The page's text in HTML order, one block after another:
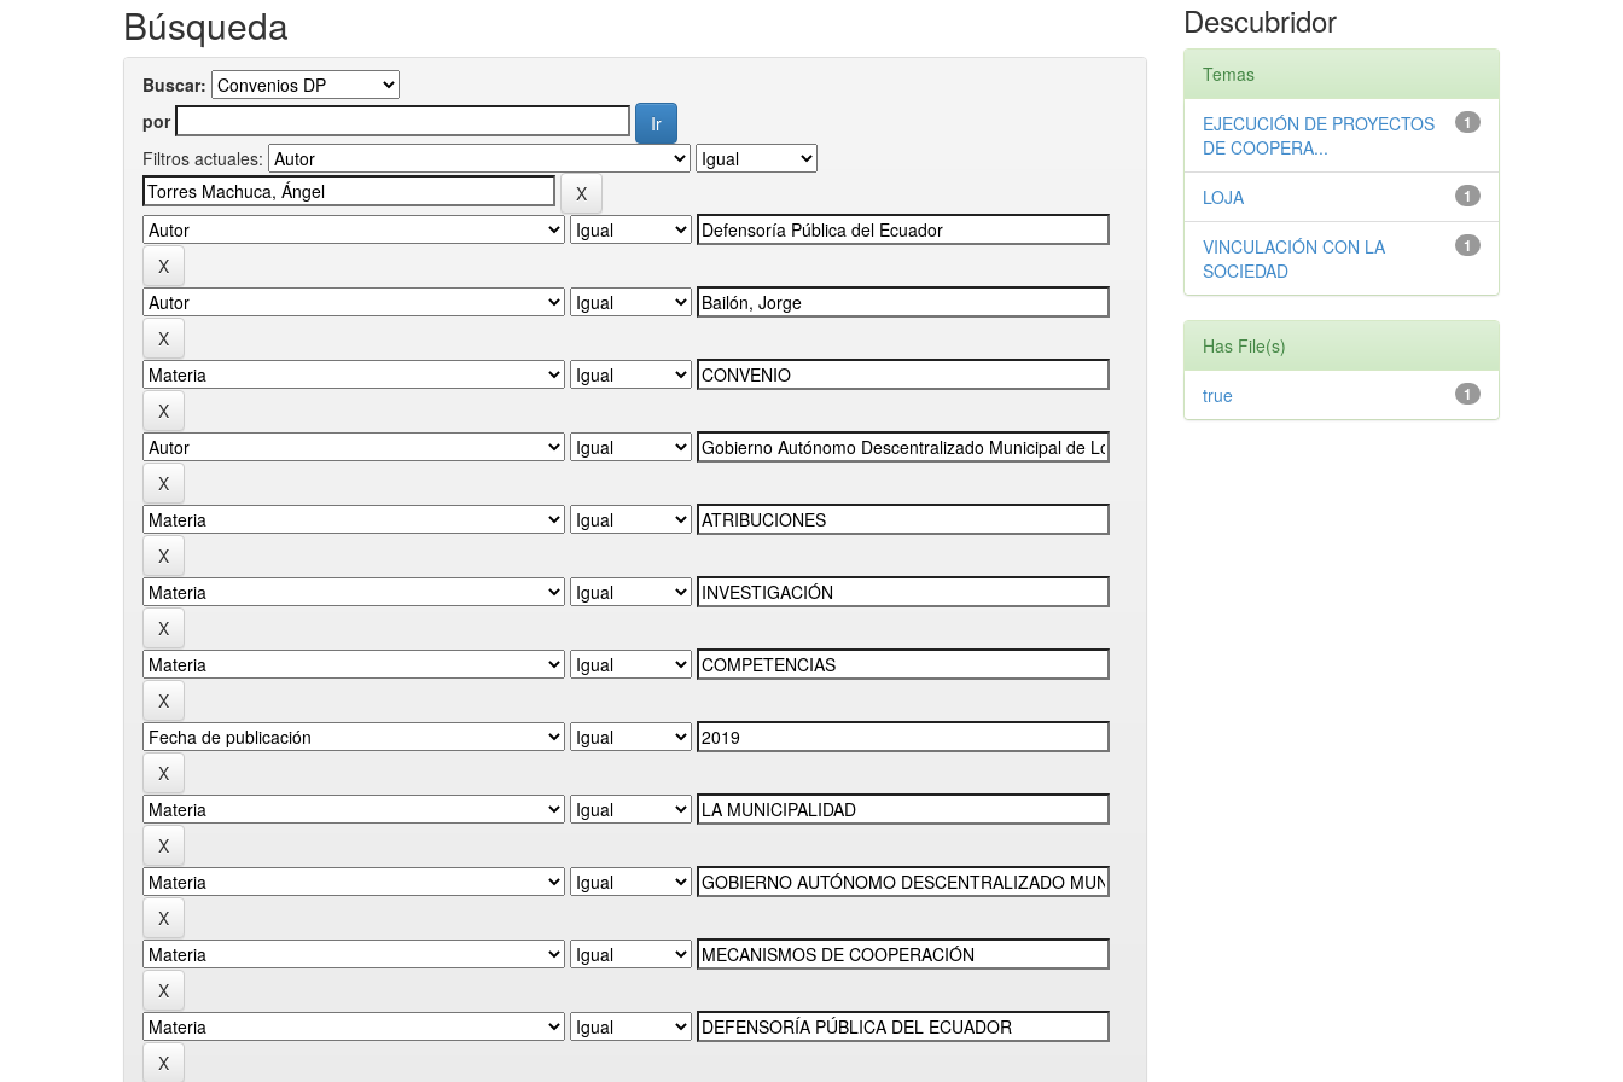
Búsqueda
Buscar:
por
Filtros actuales:
Descubridor
Temas
1
EJECUCIÓN DE PROYECTOS
DE COOPERA...
1
LOJA
1
VINCULACIÓN CON LA
SOCIEDAD
Has File(s)
1
true